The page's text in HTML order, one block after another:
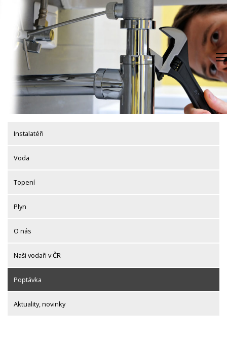
content
Instalatéři
Voda
Topení
Plyn
O nás
Naši vodaři v ČR
Poptávka
Aktuality, novinky